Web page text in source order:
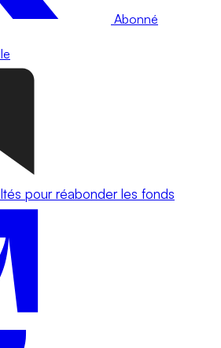
Abonné
pour réabonder les fonds